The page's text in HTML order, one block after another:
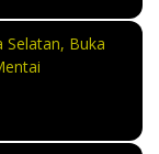
Selatan, Buka